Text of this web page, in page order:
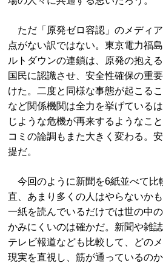
ただ「原発ゼロ容認」のメディ
点がない訳ではない。東京電力福
ルトダウンの連鎖は、原発の抱え
国民に認識させ、安全性確保の重
けた。二度と同様な事態が起こる
など関係機関は全力を挙げている
じような危機が再来するようなこ
コミの論調もまた大きく変わる。
提だ。
今回のように新聞を6紙並べて比
直、あまり多くの人はやらないか
一紙を読んでいるだけでは世の中
かみにくいのは確かだ。新聞や雑
テレビ報道なども比較して、どの
現実を直視し、筋が通っているの